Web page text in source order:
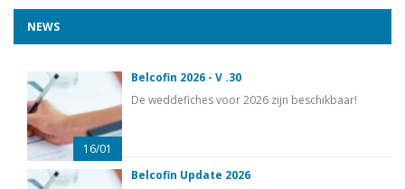
NEWS
16/01
Belcofin 2026 - V .30
De weddefiches voor 2026 zijn beschikbaar!
Belcofin Update 2026